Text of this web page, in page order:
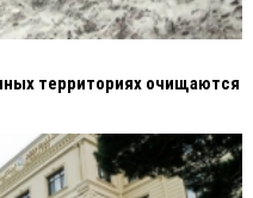
территориях очищаются